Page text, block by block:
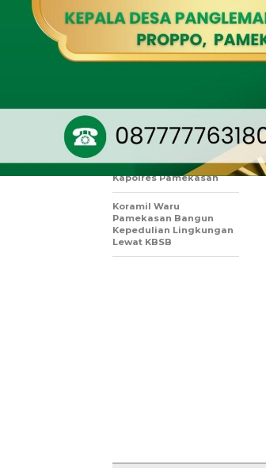
Madura
Putra Daerah Yang
Humanis, Dandim
Pamekasan Serukan
Dandim
0826/Pamekasan
Serahkan Cenderamata
pada Kenal-Pamit
Kapolres Pamekasan
Koramil Waru
Pamekasan Bangun
Kepedulian Lingkungan
Lewat KBSB